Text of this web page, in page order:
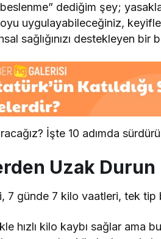
dediğim şey;
uygulayabileceğiniz,
sağlığınızı destekleyen bir
İşte 10 adımda
Uzak Durun
7 günde 7 kilo vaatleri, tek
hızlı kilo kaybı sağlar ama